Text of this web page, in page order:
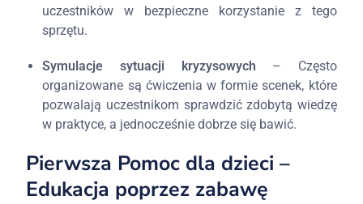
uczestników w bezpieczne korzystanie z tego
sprzętu.
Symulacje sytuacji kryzysowych – Często
organizowane są ćwiczenia w formie scenek, które
pozwalają uczestnikom sprawdzić zdobytą wiedzę
w praktyce, a jednocześnie dobrze się bawić.
Pierwsza Pomoc dla dzieci –
Edukacja poprzez zabawę